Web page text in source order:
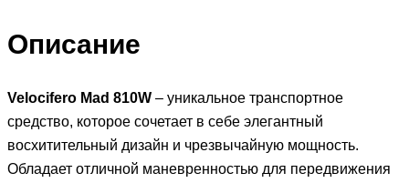
Описание
Velocifero Mad 810W – уникальное транспортное
средство, которое сочетает в себе элегантный
восхитительный дизайн и чрезвычайную мощность.
Обладает отличной маневренностью для передвижения